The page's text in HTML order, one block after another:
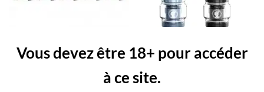
Vous devez être 18+ pour accéder
à ce site.